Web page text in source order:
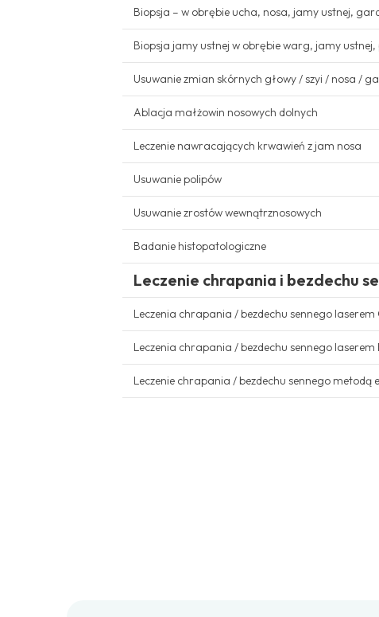
Biopsja – w obrębie ucha, nosa, jamy ustnej,
Biopsja jamy ustnej w obrębie warg, jamy
Usuwanie zmian skórnych głowy / szyi / nosa /
Ablacja małżowin nosowych dolnych
Leczenie nawracających krwawień z jam nosa
Usuwanie polipów
Usuwanie zrostów wewnątrznosowych
Badanie histopatologiczne
Leczenie chrapania i bezdechu
Leczenia chrapania / bezdechu sennego laserem
Leczenia chrapania / bezdechu sennego laserem
Leczenie chrapania / bezdechu sennego metodą